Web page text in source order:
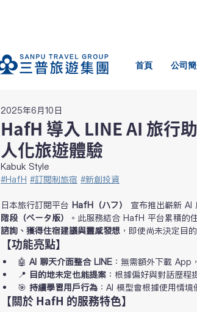
首頁 公司
HafH 導入 LINE AI 旅行
人化旅遊體驗
2025年6月10日
Kabuk Style
#HafH #訂閱制旅宿 #新創投資
日本旅行訂閱平台 HafH（ハフ） 宣布推出嶄新
階段（ベータ版）
。此服務結合 HafH 平台累積的
諮詢、獲得住宿建議與靈感發想 ，即使尚未決定目
【功能亮點】
🤖 AI 聊天介面整合 LINE ：無需額外下載 App
📍 目的地未定也能提案 ：根據偏好與對話歷程
🎯 持續學習用戶行為 ：AI 模型會根據使用情
【關於 HafH 的服務特色】